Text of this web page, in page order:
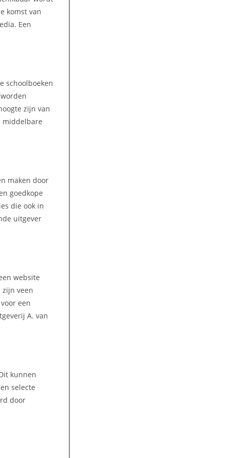
komst van
Een
schoolboeken
zijn van
middelbare
maken door
goedkope
die ook in
uitgever
website
veen
een
A. van
kunnen
selecte
door